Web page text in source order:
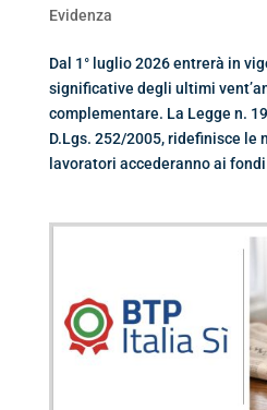
Evidenza
Dal 1° luglio 2026 entrerà in
significative degli ultimi
complementare. La Legge n.
D.Lgs. 252/2005, ridefinisce le
lavoratori accederanno ai